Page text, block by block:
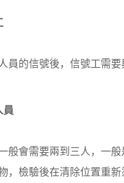
的信號後，信號工需要
會需要兩到三人，一般
，檢驗後在清除位置重